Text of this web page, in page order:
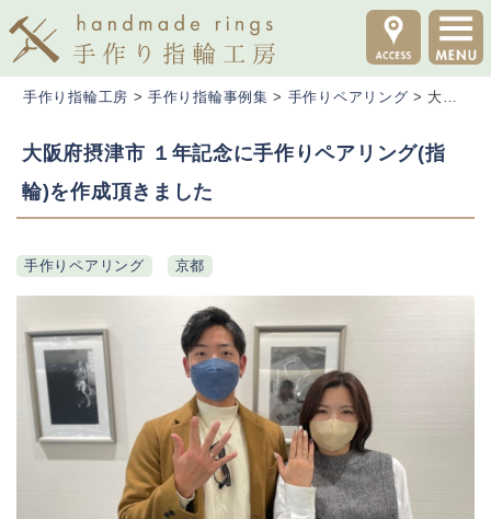
手作り指輪工房 >手作り指輪事例集 > 手作りペアリング > 大阪府摂津市 １年記念に手作りペアリング(指輪)を作成頂きました
大阪府摂津市 １年記念に手作りペアリング(指
輪)を作成頂きました
手作りペアリング 京都